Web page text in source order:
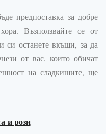
предпоставка за добре
Възползвайте се от
си останете вкъщи, за да
от вас, които обичат
на сладкишите, ще
и рози